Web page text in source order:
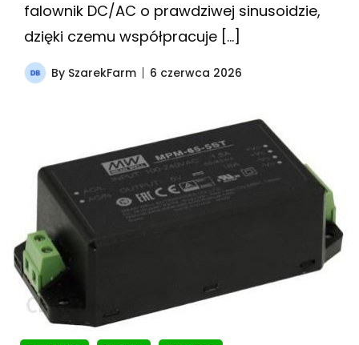
falownik DC/AC o prawdziwej sinusoidzie,
dzięki czemu współpracuje […]
By SzarekFarm 6 czerwca 2026